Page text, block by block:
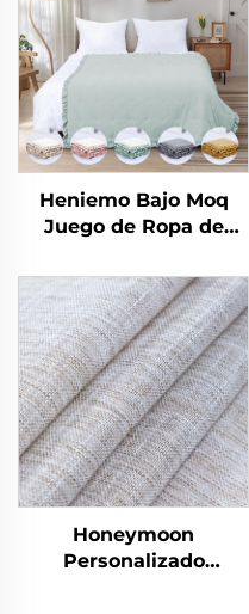
Heniemo Bajo Moq
Juego de Ropa de
Suave Edredón Manta
Honeymoon
Personalizado